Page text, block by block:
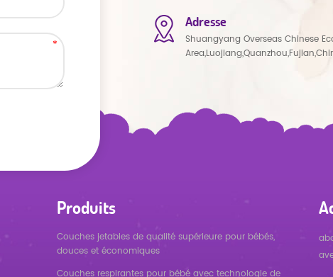
Adresse
Shuangyang Overseas Chinese
Produits
Couches jetables de qualité supérieure pour bébés,
douces et économiques
Couches respirantes pour bébé avec technologie de